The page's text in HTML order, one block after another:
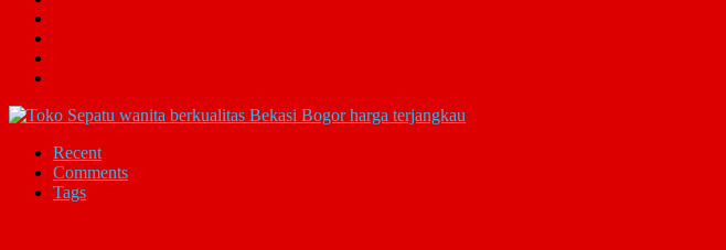
Recent
Comments
Tags